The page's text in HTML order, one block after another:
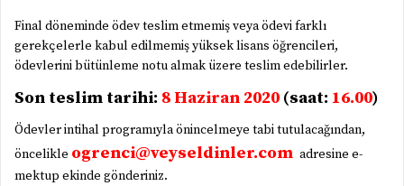
Final döneminde ödev teslim etmemiş veya ödevi farklı
gerekçelerle kabul edilmemiş yüksek lisans öğrencileri,
ödevlerini bütünleme notu almak üzere teslim edebilirler.
Son teslim tarihi: 8 Haziran 2020 (saat: 16.00)
Ödevler intihal programıyla önincelmeye tabi tutulacağından,
öncelikle ogrenci@veyseldinler.com adresine e-
mektup ekinde gönderiniz.